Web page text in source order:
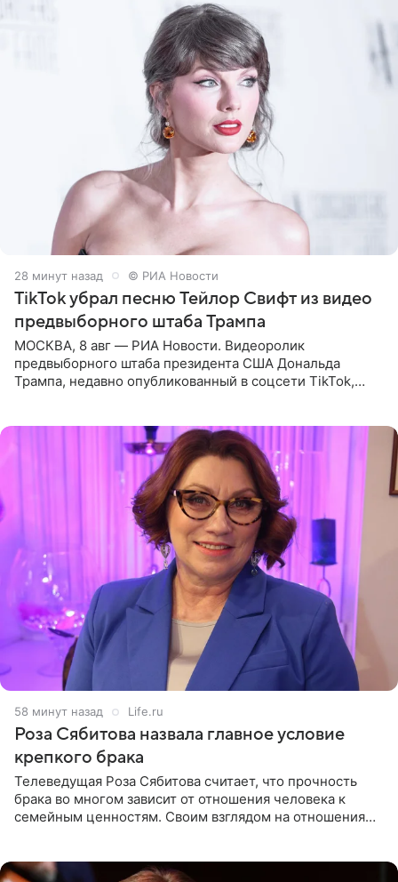
28 минут назад © РИА Новости
TikTok убрал песню Тейлор Свифт из видео
предвыборного штаба Трампа
МОСКВА, 8 авг — РИА Новости. Видеоролик
предвыборного штаба президента США Дональда
Трампа, недавно опубликованный в соцсети TikTok,
58 минут назад Life.ru
Роза Сябитова назвала главное условие
крепкого брака
Телеведущая Роза Сябитова считает, что прочность
брака во многом зависит от отношения человека к
семейным ценностям. Своим взглядом на отношения